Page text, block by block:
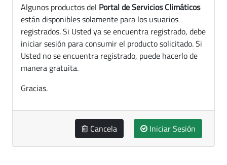
Algunos productos del Portal de Servicios Climáticos
están disponibles solamente para los usuarios
registrados. Si Usted ya se encuentra registrado, debe
iniciar sesión para consumir el producto solicitado. Si
Usted no se encuentra registrado, puede hacerlo de
manera gratuita.
Gracias.
Cancela Iniciar Sesión